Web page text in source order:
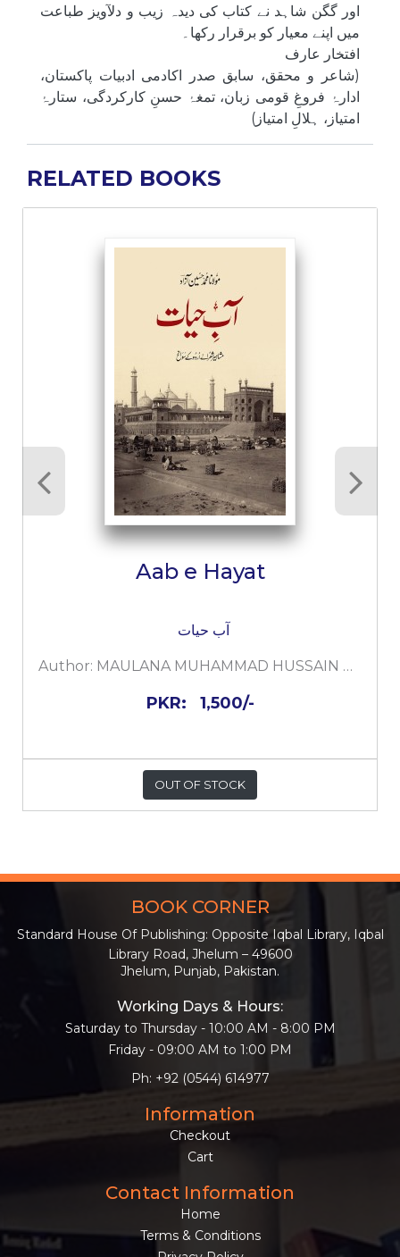
اور گگن شاہد نے کتاب کی دیدہ زیب و دلآویز طباعت
میں اپنے معیار کو برقرار رکھا۔
افتخار عارف
(شاعر و محقق، سابق صدر اکادمی ادبیات پاکستان،
ادارۂ فروغِ قومی زبان، تمغۂ حسنِ کارکردگی، ستارۂ
امتیاز، ہلالِ امتیاز)
RELATED BOOKS
Aab e Hayat
آب حیات
Author: MAULANA MUHAMMAD HUSSAIN AZAD
PKR: 1,500/-
OUT OF STOCK
BOOK CORNER
Standard House Of Publishing: Opposite Iqbal Library, Iqbal
Library Road, Jhelum – 49600
Jhelum, Punjab, Pakistan.
Working Days & Hours:
Saturday to Thursday - 10:00 AM - 8:00 PM
Friday - 09:00 AM to 1:00 PM
Ph: +92 (0544) 614977
Information
Checkout
Cart
Contact Information
Home
Terms & Conditions